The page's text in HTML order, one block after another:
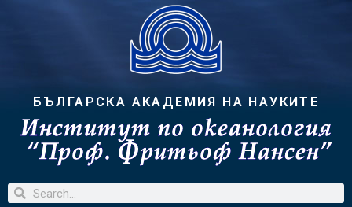
БЪЛГАРСКА АКАДЕМИЯ НА НАУКИТЕ